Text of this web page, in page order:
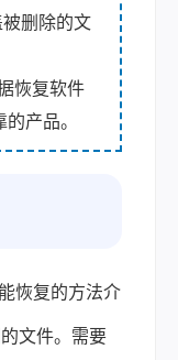
删除的文
恢复软件
产品。
恢复的方法介
文件。需要